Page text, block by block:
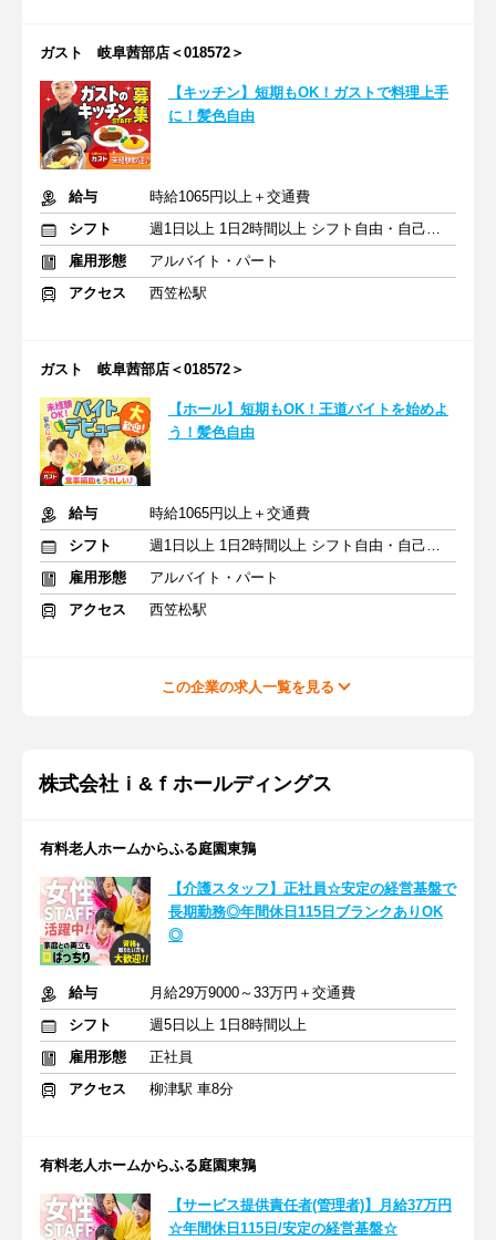
ガスト 岐阜茜部店＜018572＞
【キッチン】短期もOK！ガストで料理上手
に！髪色自由
給与
時給1065円以上＋交通費
シフト
週1日以上 1日2時間以上 シフト自由・自己申告
雇用形態
アルバイト・パート
アクセス
西笠松駅
ガスト 岐阜茜部店＜018572＞
【ホール】短期もOK！王道バイトを始めよ
う！髪色自由
給与
時給1065円以上＋交通費
シフト
週1日以上 1日2時間以上 シフト自由・自己申告
雇用形態
アルバイト・パート
アクセス
西笠松駅
この企業の求人一覧を見る
株式会社ｉ&ｆホールディングス
有料老人ホームからふる庭園東鶉
【介護スタッフ】正社員☆安定の経営基盤で
長期勤務◎年間休日115日ブランクありOK
◎
給与
月給29万9000～33万円＋交通費
シフト
週5日以上 1日8時間以上
雇用形態
正社員
アクセス
柳津駅 車8分
有料老人ホームからふる庭園東鶉
【サービス提供責任者(管理者)】月給37万円
☆年間休日115日/安定の経営基盤☆